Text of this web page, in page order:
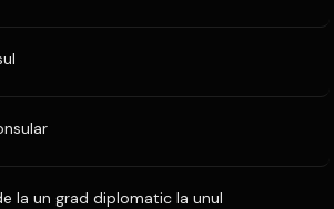
la un grad diplomatic la unul